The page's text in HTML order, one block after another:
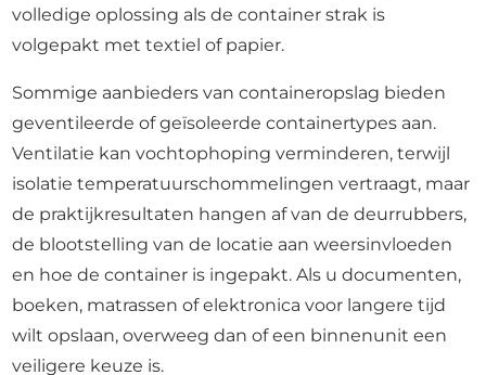
volledige oplossing als de container strak is
volgepakt met textiel of papier.
Sommige aanbieders van containeropslag bieden
geventileerde of geïsoleerde containertypes aan.
Ventilatie kan vochtophoping verminderen, terwijl
isolatie temperatuurschommelingen vertraagt, maar
de praktijkresultaten hangen af van de deurrubbers,
de blootstelling van de locatie aan weersinvloeden
en hoe de container is ingepakt. Als u documenten,
boeken, matrassen of elektronica voor langere tijd
wilt opslaan, overweeg dan of een binnenunit een
veiligere keuze is.